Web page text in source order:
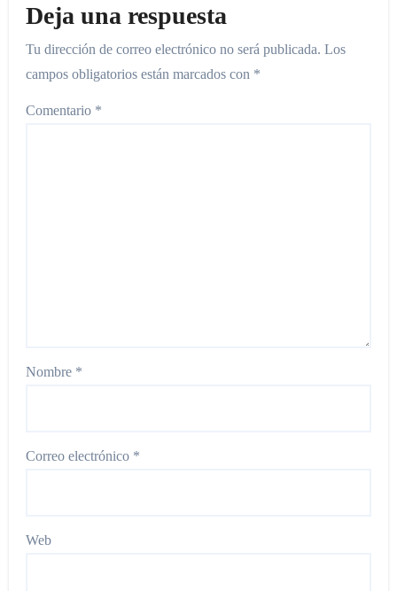
Deja una respuesta
Tu dirección de correo electrónico no será publicada. Los
campos obligatorios están marcados con *
Comentario *
Nombre *
Correo electrónico *
Web